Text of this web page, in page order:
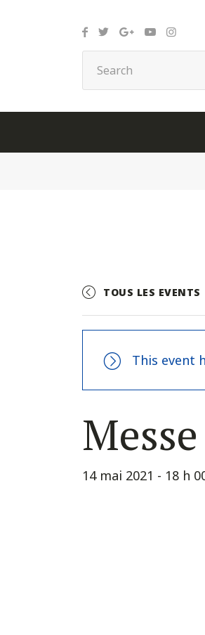
TOUS LES EVENTS
This event
Messe
14 mai 2021 - 18 h